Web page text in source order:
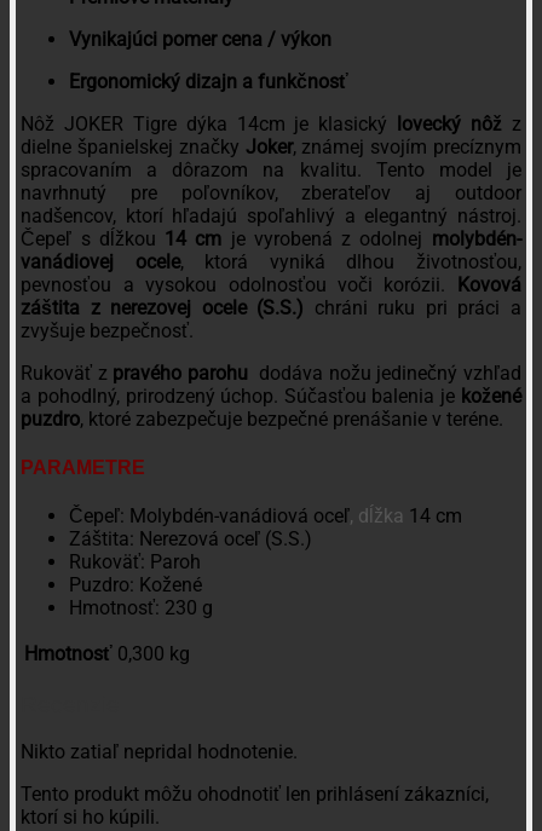
Vynikajúci pomer cena / výkon
Ergonomický dizajn a funkčnosť
Nôž JOKER Tigre dýka 14cm je klasický
lovecký nôž z
dielne španielskej značky Joker, známej svojím precíznym
spracovaním a dôrazom na kvalitu. Tento model je
navrhnutý pre poľovníkov, zberateľov aj outdoor
nadšencov, ktorí hľadajú spoľahlivý a elegantný nástroj.
Čepeľ s dĺžkou 14 cm je vyrobená z odolnej molybdén-
vanádiovej ocele, ktorá vyniká dlhou životnosťou,
pevnosťou a vysokou odolnosťou voči korózii.
Kovová
záštita z nerezovej ocele (S.S.) chráni ruku pri práci a
zvyšuje bezpečnosť.
Rukoväť z pravého parohu dodáva nožu jedinečný vzhľad
a pohodlný, prirodzený úchop. Súčasťou balenia je kožené
puzdro, ktoré zabezpečuje bezpečné prenášanie v teréne.
PARAMETRE
Čepeľ: Molybdén-vanádiová oceľ, dĺžka 14 cm
Záštita: Nerezová oceľ (S.S.)
Rukoväť: Paroh
Puzdro: Kožené
Hmotnosť: 230 g
Hmotnosť 0,300 kg
Nikto zatiaľ nepridal hodnotenie.
Tento produkt môžu ohodnotiť len prihlásení zákazníci,
ktorí si ho kúpili.